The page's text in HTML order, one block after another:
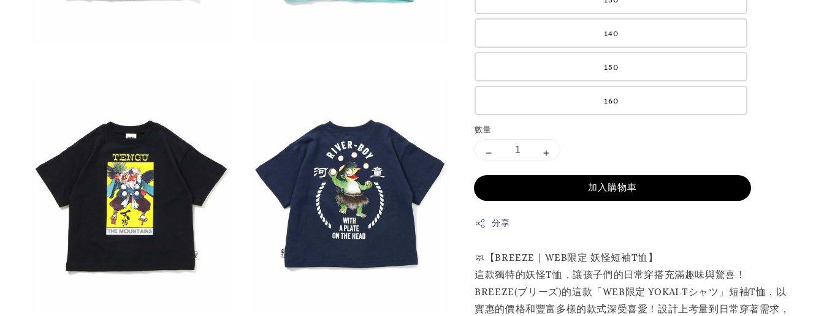
140
150
160
數量
加入購物車
分享
🧼【BREEZE｜WEB限定 妖怪短袖T恤】
這款獨特的妖怪T恤，讓孩子們的日常穿搭充滿趣味與驚喜！
BREEZE(ブリーズ)的這款「WEB限定 YOKAI-Tシャツ」短袖T恤，以
實惠的價格和豐富多樣的款式深受喜愛！設計上考量到日常穿著需求，